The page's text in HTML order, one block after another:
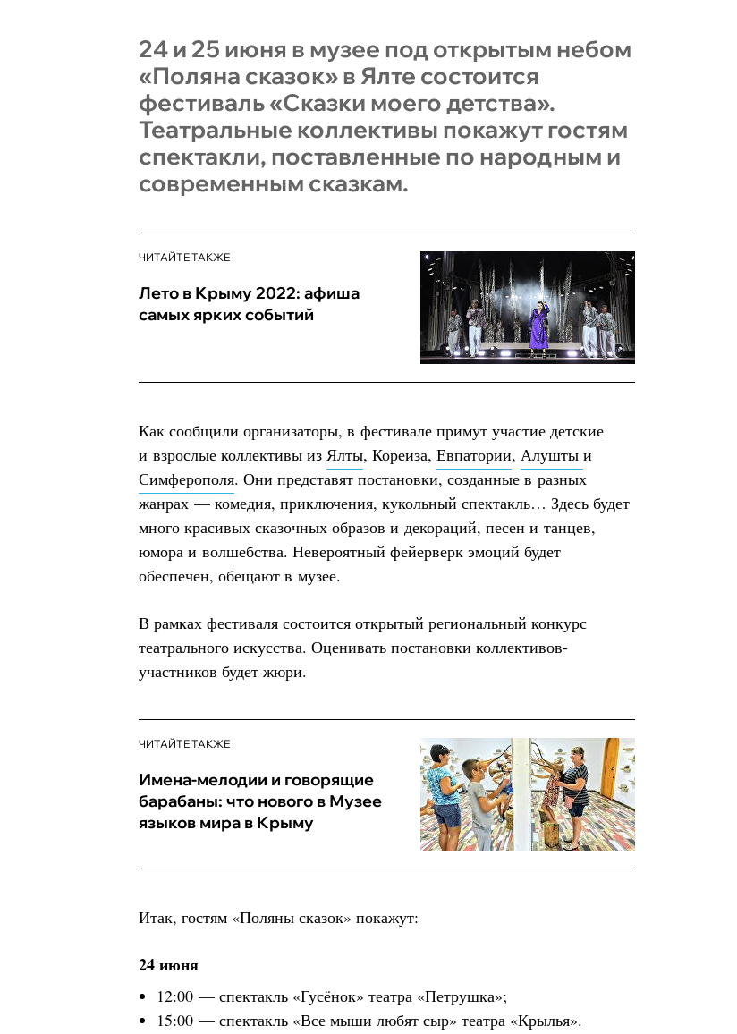
24 и 25 июня в музее под открытым небом
«Поляна сказок» в Ялте состоится
фестиваль «Сказки моего детства».
Театральные коллективы покажут гостям
спектакли, поставленные по народным и
современным сказкам.
ЧИТАЙТЕ ТАКЖЕ
Лето в Крыму 2022: афиша
самых ярких событий
Как сообщили организаторы, в фестивале примут участие детские
и взрослые коллективы из Ялты, Кореиза, Евпатории, Алушты и
Симферополя. Они представят постановки, созданные в разных
жанрах — комедия, приключения, кукольный спектакль… Здесь будет
много красивых сказочных образов и декораций, песен и танцев,
юмора и волшебства. Невероятный фейерверк эмоций будет
обеспечен, обещают в музее.
В рамках фестиваля состоится открытый региональный конкурс
театрального искусства. Оценивать постановки коллективов-
участников будет жюри.
ЧИТАЙТЕ ТАКЖЕ
Имена-мелодии и говорящие
барабаны: что нового в Музее
языков мира в Крыму
Итак, гостям «Поляны сказок» покажут:
24 июня
12:00 — спектакль «Гусёнок» театра «Петрушка»;
15:00 — спектакль «Все мыши любят сыр» театра «Крылья».